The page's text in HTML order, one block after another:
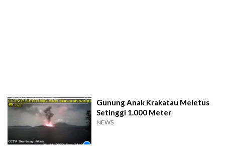
Gunung Anak Krakatau Meletus
Setinggi 1.000 Meter
NEWS